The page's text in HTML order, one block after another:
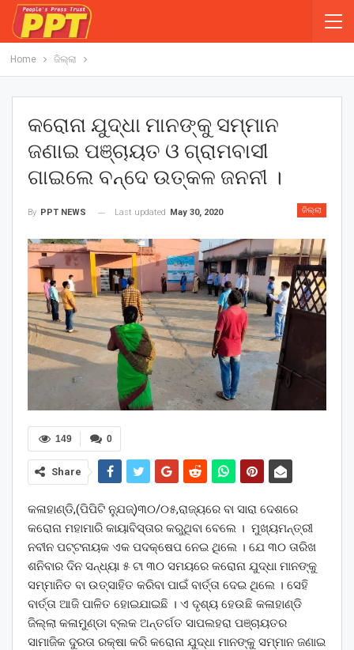
Home ଜିଲ୍ଲା
କରୋନା ଯୁଦ୍ଧା ମାନଙ୍କୁ ସମ୍ମାନ
ଜଣାଇ ପଞ୍ଚାୟତ ଓ ଗ୍ରାମବାସୀ
ଗାଇଲେ ବନ୍ଦେ ଉତ୍କଳ ଜନନୀ ।
ଜିଲ୍ଲା
By PPT NEWS Last updated May 30, 2020
0
149
Share
କଳାହାଣ୍ଡି,(ପିପିଟି ନ୍ଯୁଜ୍)୩୦/୦୫,ରାଜ୍ୟରେ ବା ସାରା ଦେଶରେ
କରୋନା ମହାମାରି କାୟାବିସ୍ତାର କରୁଥିବା ବେଲେ । ମୁଖ୍ୟମନ୍ତ୍ରୀ
ନବୀନ ପଟ୍ଟନାୟକ ଏକ ପଦକ୍ଷେପ ନେଇ ଥିଲେ । ଯେ ୩୦ ତାରିଖ
ଶନିବାର ଦିନ ସନ୍ଧ୍ୟା ୫ ଟା ୩୦ ସମୟରେ କରୋନା ଯୁଦ୍ଧା ମାନଙ୍କୁ
ସମ୍ମାନିତ ବା ଉତ୍ସାହିତ କରିବା ପାଇଁ ବାର୍ତ୍ତା ଦେଇ ଥିଲେ । ସେହି
ବାର୍ତ୍ତା ଆଜି ପାଳିତ ହୋଇଯାଇଛି । ଏ ଦୃଶ୍ୟ ହେଉଛି କଳାହାଣ୍ଡି
ଜିଲ୍ଲା କଳାମୁଣ୍ଡା ବ୍ଲକ ଅନ୍ତର୍ଗତ ସାପଲହରା ପଞ୍ଚାୟତର
ସାମାଜିକ ଦୁରତା ରକ୍ଷା କରି କରୋନା ଯୁଦ୍ଧା ମାନଙ୍କୁ ସମ୍ମାନ ଜଣାଇ